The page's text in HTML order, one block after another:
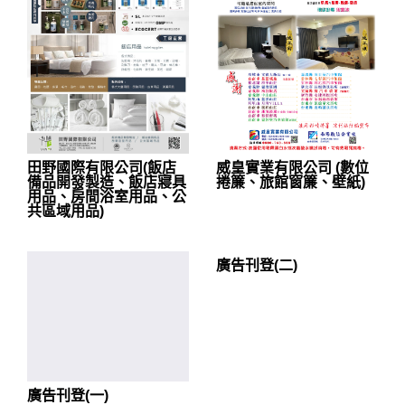
田野國際有限公司(飯店
備品開發製造、飯店寢具
用品、房間浴室用品、公
共區域用品)
威皇實業有限公司 (數位
捲簾、旅館窗簾、壁紙)
廣告刊登(一)
廣告刊登(二)